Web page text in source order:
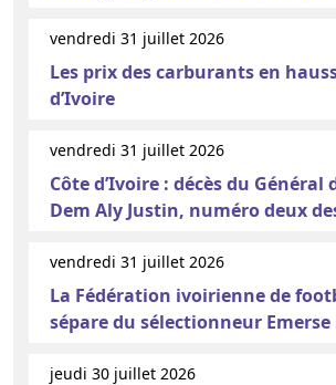
vendredi 31 juillet 2026
Les prix des carburants en
d’Ivoire
vendredi 31 juillet 2026
Côte d’Ivoire : décès du Général
Dem Aly Justin, numéro deux
vendredi 31 juillet 2026
La Fédération ivoirienne de
sépare du sélectionneur Emerse
jeudi 30 juillet 2026